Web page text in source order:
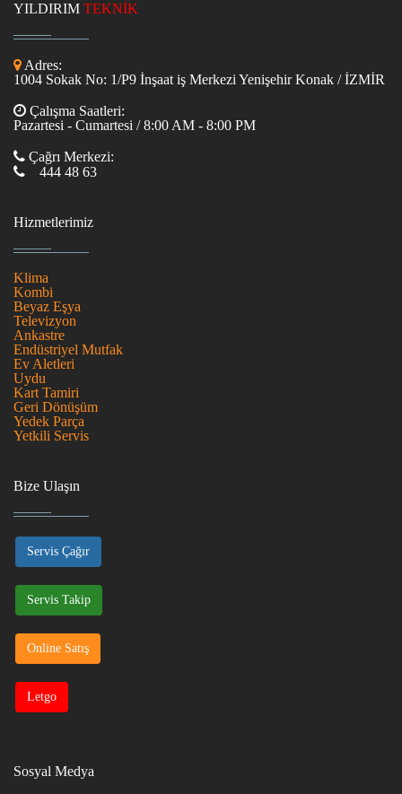
YILDIRIM TEKNİK
Adres:
1004 Sokak No: 1/P9 İnşaat iş Merkezi Yenişehir Konak / İZMİR
Çalışma Saatleri:
Pazartesi - Cumartesi / 8:00 AM - 8:00 PM
Çağrı Merkezi:
444 48 63
Hizmetlerimiz
Klima
Kombi
Beyaz Eşya
Televizyon
Ankastre
Endüstriyel Mutfak
Ev Aletleri
Uydu
Kart Tamiri
Geri Dönüşüm
Yedek Parça
Yetkili Servis
Bize Ulaşın
Servis Çağır
Servis Takip
Online Satış
Letgo
Sosyal Medya